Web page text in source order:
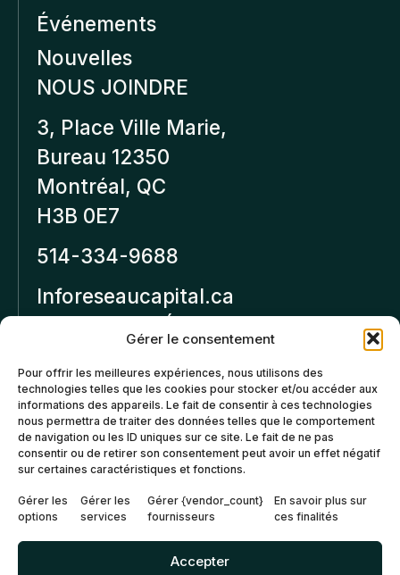
Gérer le consentement
Pour offrir les meilleures expériences, nous utilisons des
technologies telles que les cookies pour stocker et/ou accéder aux
informations des appareils. Le fait de consentir à ces technologies
nous permettra de traiter des données telles que le comportement
de navigation ou les ID uniques sur ce site. Le fait de ne pas
consentir ou de retirer son consentement peut avoir un effet négatif
sur certaines caractéristiques et fonctions.
Gérer les
options
Gérer les
services
Gérer {vendor_count}
fournisseurs
En savoir plus sur
ces finalités
Accepter
Événements
Nouvelles
NOUS JOINDRE
3, Place Ville Marie,
Bureau 12350
Montréal, QC
H3B 0E7
514-334-9688
Inforeseaucapital.ca
Politique de
confidentialité
Politiques d’annulation et
de remboursement
Politique de cookies (CA)